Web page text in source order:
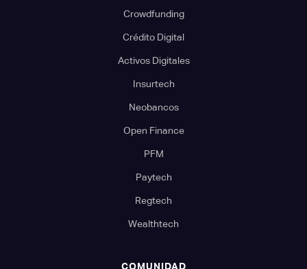
Crowdfunding
Crédito Digital
Activos Digitales
Insurtech
Neobancos
Open Finance
PFM
Paytech
Regtech
Wealthtech
COMUNIDAD